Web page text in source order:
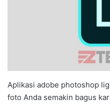
Aplikasi adobe photoshop
foto Anda semakin bagus